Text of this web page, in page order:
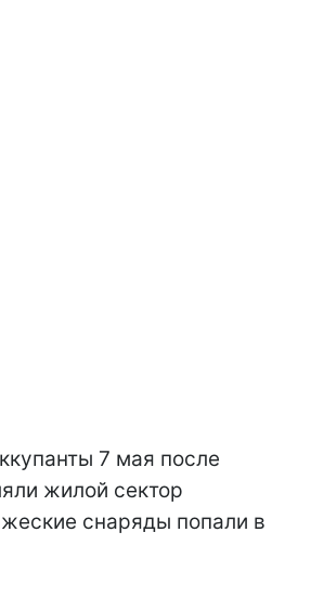
7 мая после
жилой сектор
снаряды попали в